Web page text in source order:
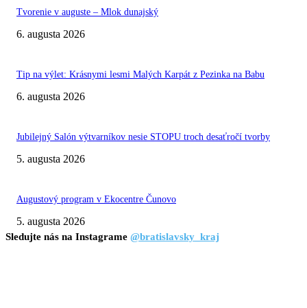
Tvorenie v auguste – Mlok dunajský
6. augusta 2026
Tip na výlet: Krásnymi lesmi Malých Karpát z Pezinka na Babu
6. augusta 2026
Jubilejný Salón výtvarníkov nesie STOPU troch desaťročí tvorby
5. augusta 2026
Augustový program v Ekocentre Čunovo
5. augusta 2026
Sledujte nás na Instagrame @bratislavsky_kraj